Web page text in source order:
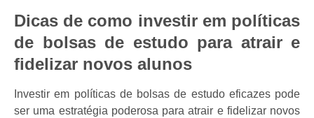
Dicas de como investir em políticas
de bolsas de estudo para atrair e
fidelizar novos alunos
Investir em políticas de bolsas de estudo eficazes pode
ser uma estratégia poderosa para atrair e fidelizar novos